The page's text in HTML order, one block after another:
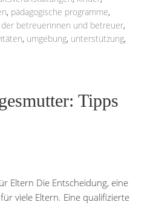
, pädagogische programme,
der betreuerinnen und betreuer,
, umgebung, unterstützung,
Tipps
Eltern Die Entscheidung, eine
viele Eltern. Eine qualifizierte